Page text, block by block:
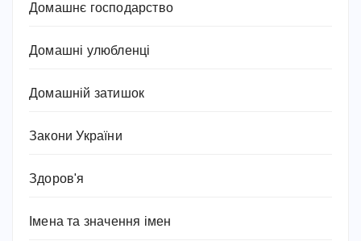
Домашнє господарство
Домашні улюбленці
Домашній затишок
Закони України
Здоров'я
Імена та значення імен